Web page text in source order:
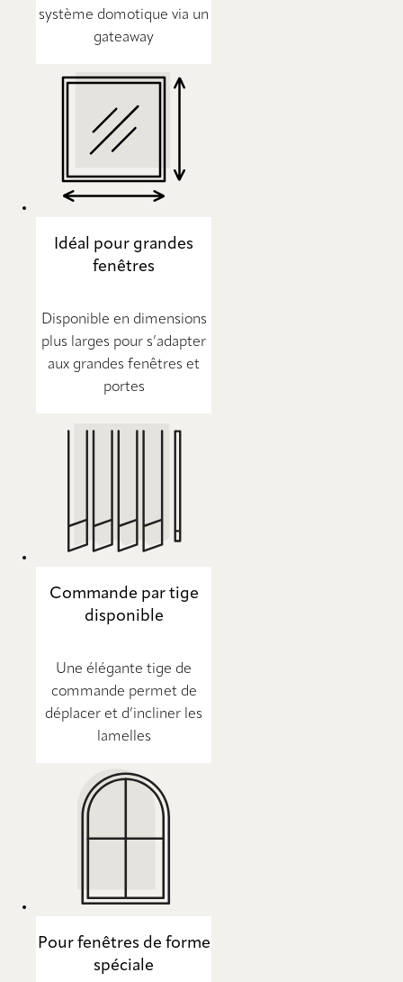
système domotique via un
gateaway
Idéal pour grandes
fenêtres
Disponible en dimensions
plus larges pour s’adapter
aux grandes fenêtres et
portes
Commande par tige
disponible
Une élégante tige de
commande permet de
déplacer et d’incliner les
lamelles
Pour fenêtres de forme
spéciale